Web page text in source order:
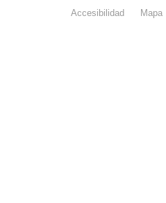
Accesibilidad Mapa